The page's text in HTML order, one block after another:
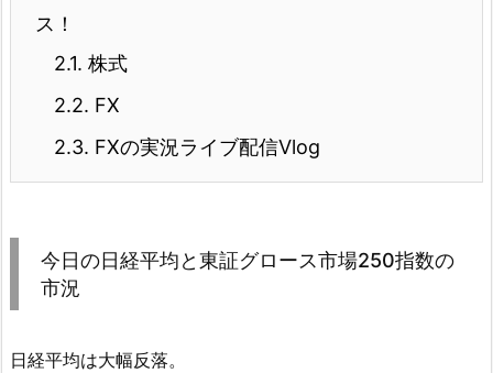
ス！
2.1. 株式
2.2. FX
2.3. FXの実況ライブ配信Vlog
今日の日経平均と東証グロース市場250指数の
市況
日経平均は大幅反落。